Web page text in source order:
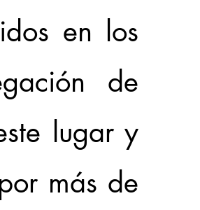
en los
de
lugar y
más de